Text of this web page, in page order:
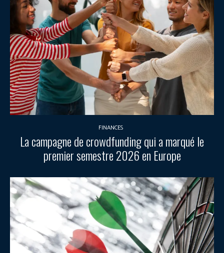
FINANCES
La campagne de crowdfunding qui a marqué le
premier semestre 2026 en Europe